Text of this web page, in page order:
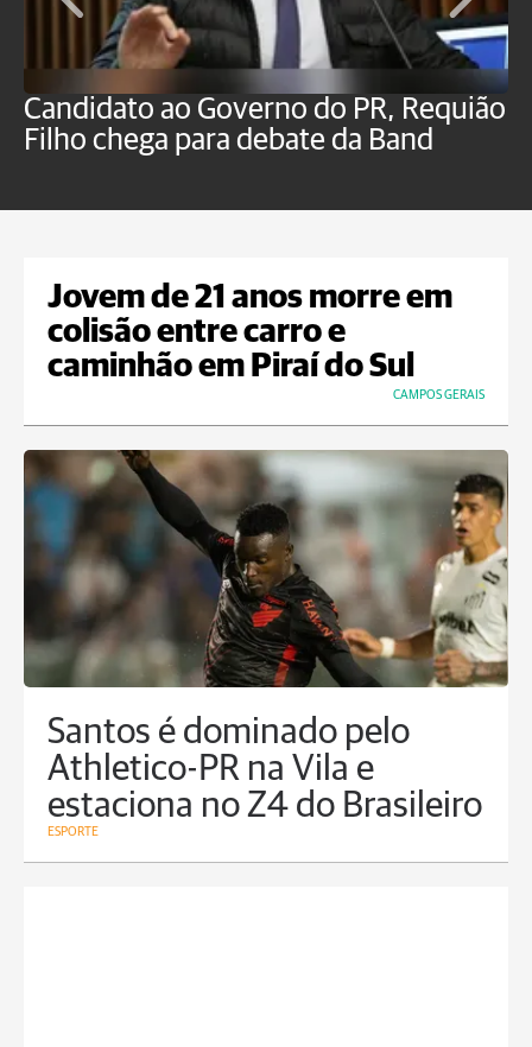
Candidato ao Governo do PR, Requião
Filho chega para debate da Band
Jovem de 21 anos morre em
colisão entre carro e
caminhão em Piraí do Sul
CAMPOS GERAIS
Santos é dominado pelo
Athletico-PR na Vila e
estaciona no Z4 do Brasileiro
ESPORTE